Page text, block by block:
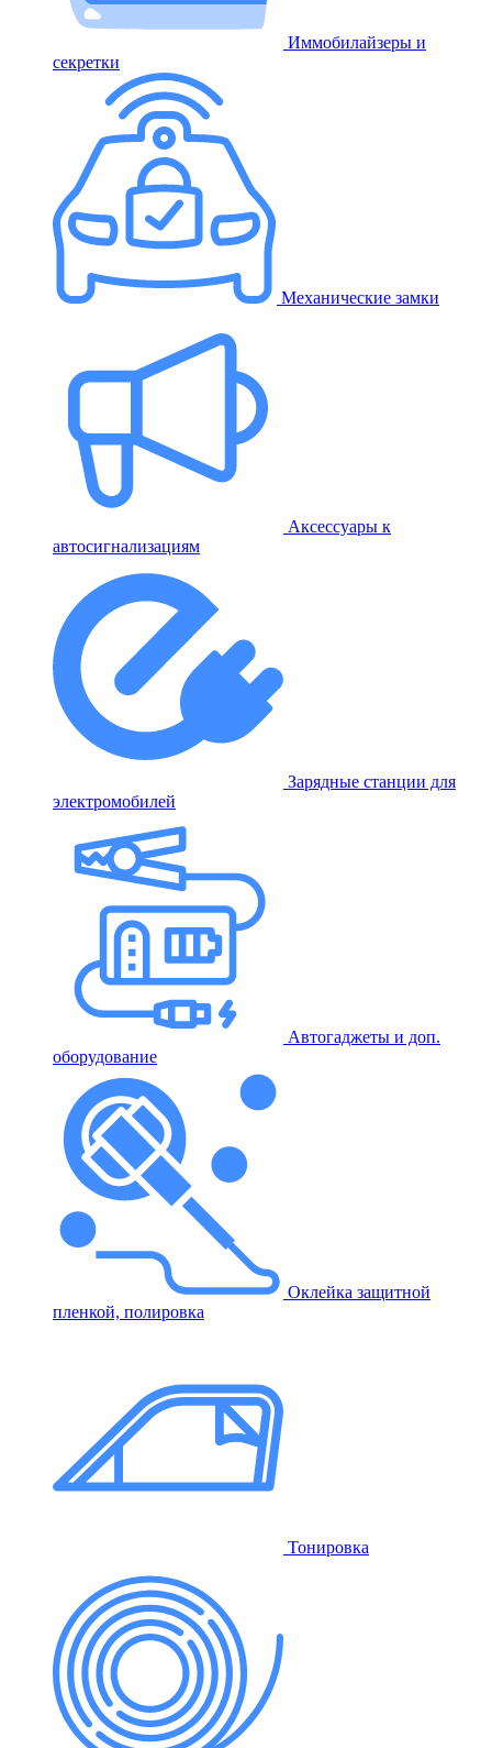
Иммобилайзеры и
секретки
Механические замки
Аксессуары к
автосигнализациям
Зарядные станции для
электромобилей
Автогаджеты и доп.
оборудование
Оклейка защитной
пленкой, полировка
Тонировка